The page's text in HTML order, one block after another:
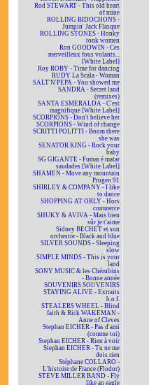
Rod STEWART - This old heart
of mine
ROLLING BIDOCHONS -
Jumpin' Jack Flasque
ROLLING STONES - Honky
tonk women
Ron GOODWIN - Ces
merveilleux fous volants...
[White Label]
Roy ROBY - Time for dancing
RUDY La Scala - Woman
SALT'N'PEPA - You showed me
SANDRA - Secret land
(remixes)
SANTA ESMERALDA - C'est
magnifique [White Label]
SCORPIONS - Don't believe her
SCORPIONS - Wind of change
SCRITTI POLITTI - Boom there
she was
SENATOR KING - Rock your
baby
SG GIGANTE - Fumar é matar
saudades [White Label]
SHAMEN - Move any mountain
Progen 91
SHIRLEY & COMPANY - I like
to dance
SHOPPING AT ORLY - Hors
commerce
SHUKY & AVIVA - Mais bien
sûr je t'aime
Sidney BECHET et son
orchestre - Black and blue
SILVER SOUNDS - Sleeping
slow
SIMPLE MINDS - This is your
land
SONY MUSIC & les Chérubins
- Bonne année
SOUVENIRS SOUVENIRS
STAYING ALIVE - Extraits
b.o.f.
STEALERS WHEEL - Blind
faith & Rick WAKEMAN -
Anne of Cleves
Stephan EICHER - Pas d'ami
(comme toi)
Stephan EICHER - Rien à voir
Stephan EICHER - Tu ne me
dois rien
Stéphane COLLARO -
L'histoire de France (Flodor)
STEVE MILLER BAND - Fly
like an eagle